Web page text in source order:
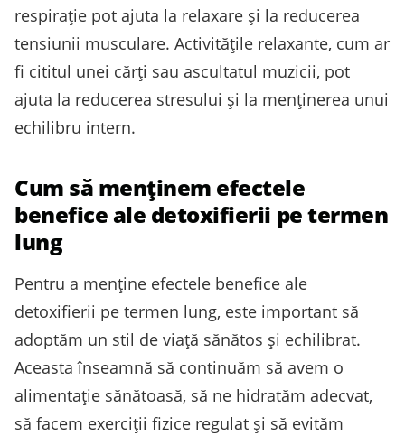
respirație pot ajuta la relaxare și la reducerea
tensiunii musculare. Activitățile relaxante, cum ar
fi cititul unei cărți sau ascultatul muzicii, pot
ajuta la reducerea stresului și la menținerea unui
echilibru intern.
Cum să menținem efectele
benefice ale detoxifierii pe termen
lung
Pentru a menține efectele benefice ale
detoxifierii pe termen lung, este important să
adoptăm un stil de viață sănătos și echilibrat.
Aceasta înseamnă să continuăm să avem o
alimentație sănătoasă, să ne hidratăm adecvat,
să facem exerciții fizice regulat și să evităm